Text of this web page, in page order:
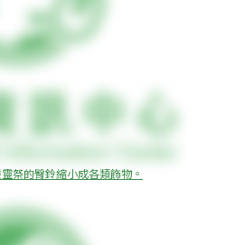
祭的臀鈴縮小成各類飾物。